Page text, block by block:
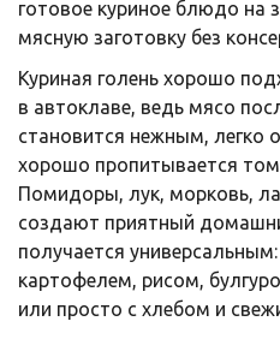
готовое куриное блюдо на
мясную заготовку без
Куриная голень хорошо
в автоклаве, ведь мясо
становится нежным, легко
хорошо пропитывается
Помидоры, лук, морковь,
создают приятный
получается
картофелем, рисом,
или просто с хлебом и